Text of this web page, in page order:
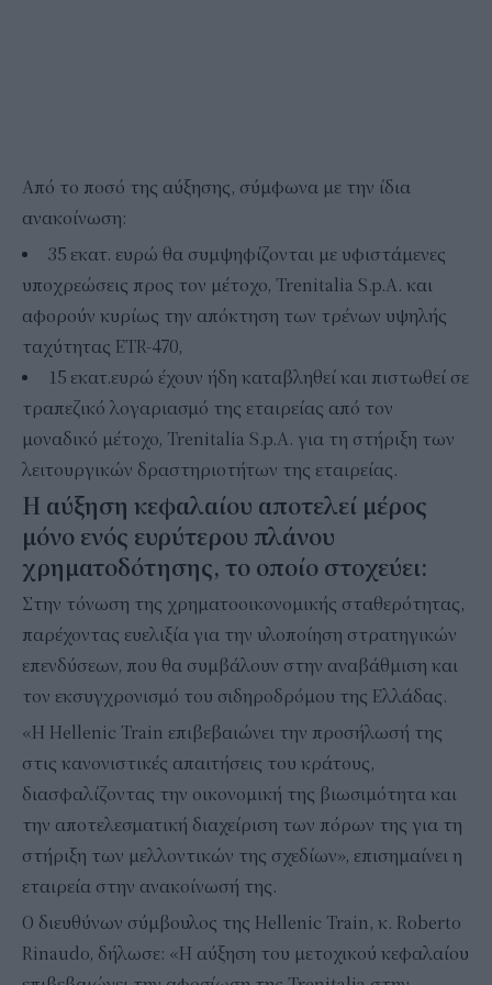
Από το ποσό της αύξησης, σύμφωνα με την ίδια
ανακοίνωση:
35 εκατ. ευρώ θα συμψηφίζονται με υφιστάμενες
υποχρεώσεις προς τον μέτοχο, Trenitalia S.p.A. και
αφορούν κυρίως την απόκτηση των τρένων υψηλής
ταχύτητας ETR-470,
15 εκατ.ευρώ έχουν ήδη καταβληθεί και πιστωθεί σε
τραπεζικό λογαριασμό της εταιρείας από τον
μοναδικό μέτοχο, Trenitalia S.p.A. για τη στήριξη των
λειτουργικών δραστηριοτήτων της εταιρείας.
Η αύξηση κεφαλαίου αποτελεί μέρος
μόνο ενός ευρύτερου πλάνου
χρηματοδότησης, το οποίο στοχεύει:
Στην τόνωση της χρηματοοικονομικής σταθερότητας,
παρέχοντας ευελιξία για την υλοποίηση στρατηγικών
επενδύσεων, που θα συμβάλουν στην αναβάθμιση και
τον εκσυγχρονισμό του σιδηροδρόμου της Ελλάδας.
«Η Hellenic Train επιβεβαιώνει την προσήλωσή της
στις κανονιστικές απαιτήσεις του κράτους,
διασφαλίζοντας την οικονομική της βιωσιμότητα και
την αποτελεσματική διαχείριση των πόρων της για τη
στήριξη των μελλοντικών της σχεδίων», επισημαίνει η
εταιρεία στην ανακοίνωσή της.
Ο διευθύνων σύμβουλος της Hellenic Train, κ. Roberto
Rinaudo, δήλωσε: «Η αύξηση του μετοχικού κεφαλαίου